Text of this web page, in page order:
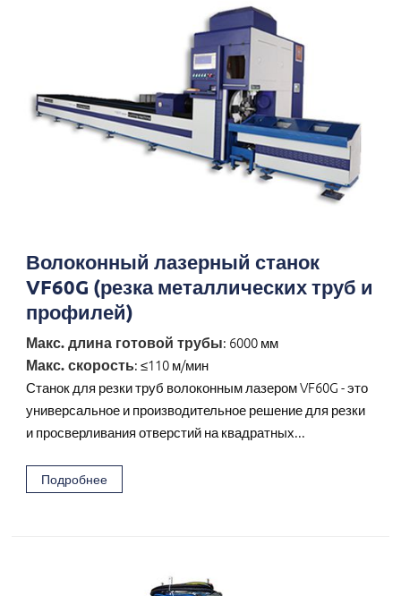
Волоконный лазерный станок
VF60G (резка металлических труб и
профилей)
Макс. длина готовой трубы: 6000 мм
Макс. скорость: ≤110 м/мин
Станок для резки труб волоконным лазером VF60G - это
универсальное и производительное решение для резки
и просверливания отверстий на квадратных...
Подробнее